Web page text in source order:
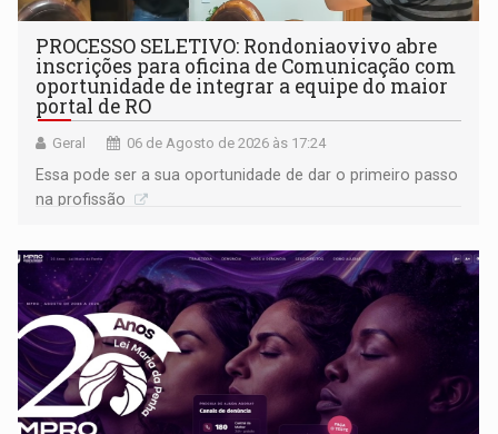
PROCESSO SELETIVO: Rondoniaovivo abre
inscrições para oficina de Comunicação com
oportunidade de integrar a equipe do maior
portal de RO
Geral 06 de Agosto de 2026 às 17:24
Essa pode ser a sua oportunidade de dar o primeiro passo
na profissão